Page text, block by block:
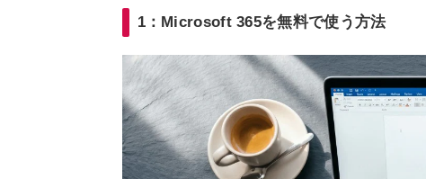
1：Microsoft 365を無料で使う方法